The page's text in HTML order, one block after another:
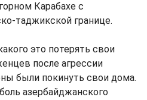
Карабахе с
таджикской границе.
это потерять свои
после агрессии
были покинуть свои дома.
азербайджанского